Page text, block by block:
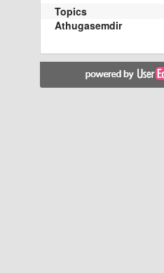
Topics
Athugasemdir